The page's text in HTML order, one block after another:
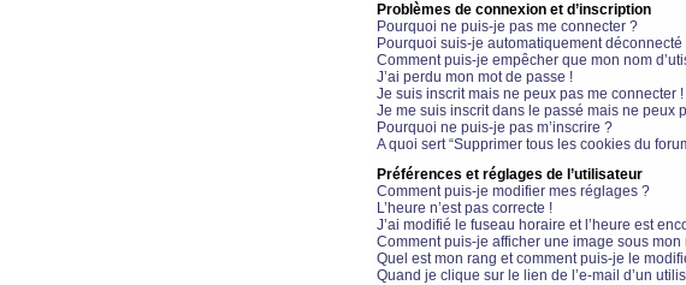
Problèmes de connexion et d’inscription
Pourquoi ne puis-je pas me connecter ?
Pourquoi suis-je automatiquement déconnecté
Comment puis-je empêcher que mon nom
J’ai perdu mon mot de passe !
Je suis inscrit mais ne peux pas me connecter !
Je me suis inscrit dans le passé mais ne peux
Pourquoi ne puis-je pas m’inscrire ?
A quoi sert “Supprimer tous les cookies du
Préférences et réglages de l’utilisateur
Comment puis-je modifier mes réglages ?
L’heure n’est pas correcte !
J’ai modifié le fuseau horaire et l’heure est
Comment puis-je afficher une image sous mon
Quel est mon rang et comment puis-je le
Quand je clique sur le lien de l’e-mail d’un